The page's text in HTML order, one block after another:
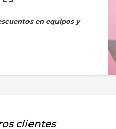
en equipos y
clientes